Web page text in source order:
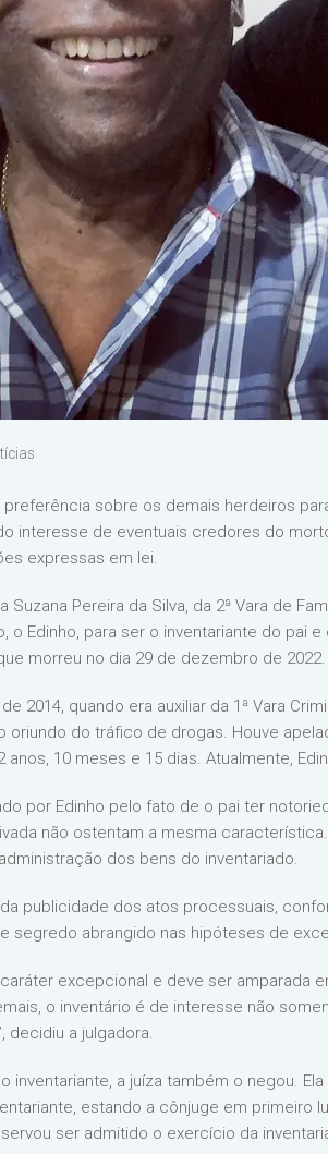
sobre os demais herdeiros
interesse de eventuais credores do
expressas em lei.
Suzana Pereira da Silva, da 2ª Vara de
o Edinho, para ser o inventariante do pai
morreu no dia 29 de dezembro de 2022.
2014, quando era auxiliar da 1ª Vara
do tráfico de drogas. Houve
anos, 10 meses e 15 dias. Atualmente,
por Edinho pelo fato de o pai ter
não ostentam a mesma
dos bens do inventariado.
publicidade dos atos processuais,
segredo abrangido nas hipóteses de
excepcional e deve ser amparada
o inventário é de interesse não
decidiu a julgadora.
inventariante, a juíza também o negou.
estando a cônjuge em primeiro
ser admitido o exercício da